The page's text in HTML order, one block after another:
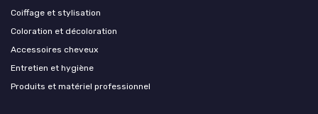
Coiffage et stylisation
Coloration et décoloration
Accessoires cheveux
Entretien et hygiène
Produits et matériel professionnel